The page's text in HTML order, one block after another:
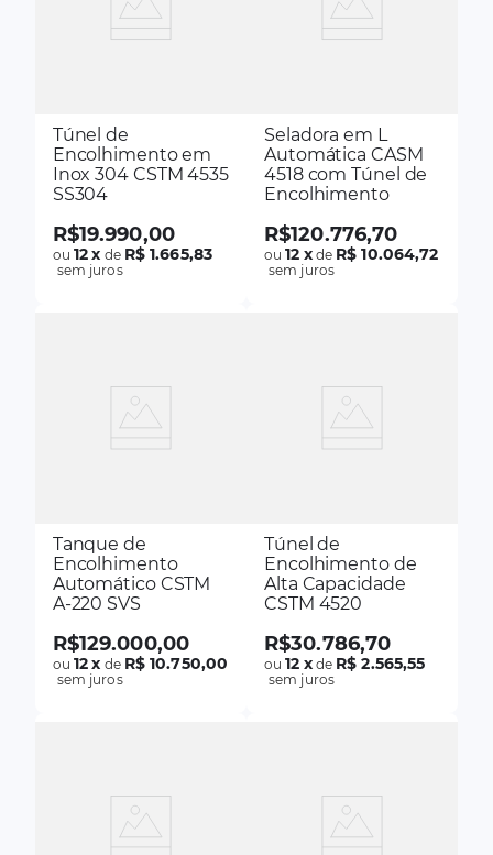
Túnel de
Encolhimento em
Inox 304 CSTM 4535
SS304
R$19.990,00
ou12x de R$ 1.665,83
sem juros
Seladora em L
Automática CASM
4518 com Túnel de
Encolhimento
R$120.776,70
ou12 xde R$ 10.064,72
sem juros
Tanque de
Encolhimento
Automático CSTM
A-220 SVS
R$129.000,00
ou12x de R$ 10.750,00
sem juros
Túnel de
Encolhimento de
Alta Capacidade
CSTM 4520
R$30.786,70
ou12 xde R$ 2.565,55
sem juros